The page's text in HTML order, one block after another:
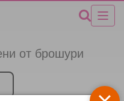
от брошури